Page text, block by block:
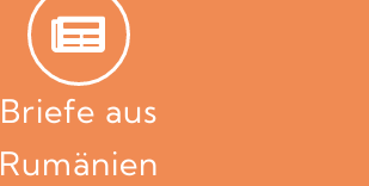
Briefe aus
Rumänien